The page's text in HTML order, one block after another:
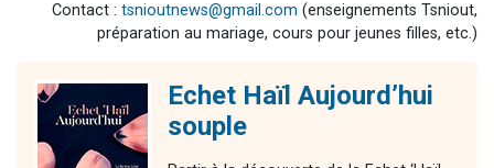
Contact : tsnioutnews@gmail.com (enseignements Tsniout,
préparation au mariage, cours pour jeunes filles, etc.)
Echet Haïl Aujourd’hui
souple